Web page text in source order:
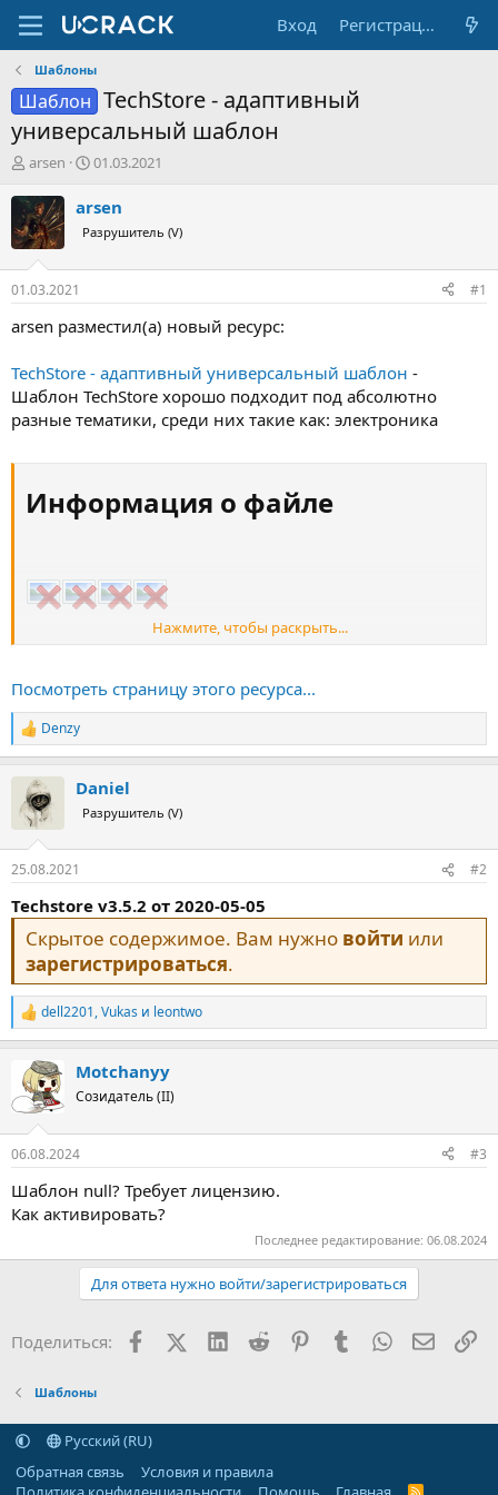
Вход Регистрация
Шаблоны
Шаблон TechStore - адаптивный
универсальный шаблон
А
т
о
р
т
е
м
ы
arsen
Д
т
н
а
л
01.03.2021
arsen
Разрушитель (V)
01.03.2021 #1
arsen разместил(а) новый ресурс:
TechStore - адаптивный универсальный шаблон -
Шаблон TechStore хорошо подходит под абсолютно
разные тематики, среди них такие как: электроника
Информация о файле​
тематики, среди них такие как: электроника, бытовая техника...
Нажмите, чтобы раскрыть...
Посмотреть страницу этого ресурса...
Р
е
ц
и
Denzy
Daniel
Разрушитель (V)
25.08.2021 #2
Techstore v3.5.2 от 2020-05-05
Скрытое содержимое. Вам нужно войти или
зарегистрироваться.
Р
е
к
ц
и
dell2201,Vukas и leontwo
Motchanyy
Созидатель (II)
06.08.2024 #3
Шаблон null? Требует лицензию.
Как активировать?
Последнее редактирование: 06.08.2024
Для ответа нужно войти/зарегистрироваться
Поделиться: FacebookX (Twitter)
LinkedIn
Reddit PinterestTumblr WhatsApp
Шаблоны
Русский (RU)
Обратная связь
Условия и правила
R